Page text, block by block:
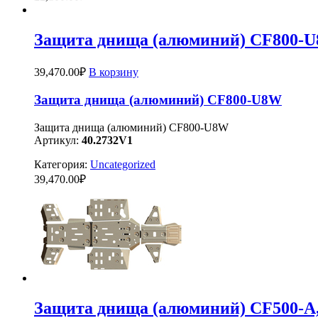
Защита днища (алюминий) CF800-
39,470.00₽ В корзину
Защита днища (алюминий) CF800-U8W
Защита днища (алюминий) CF800-U8W
Артикул: 40.2732V1
Категория: Uncategorized
39,470.00₽
Защита днища (алюминий) CF500-